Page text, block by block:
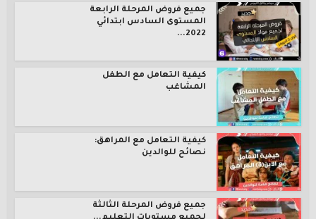
جميع فروض المرحلة الرابعة
المستوى السادس ابتدائي
2022...
كيفية التعامل مع الطفل
المشاغب
كيفية التعامل مع المراهق:
نصائح للوالدين
جميع فروض المرحلة الثالثة